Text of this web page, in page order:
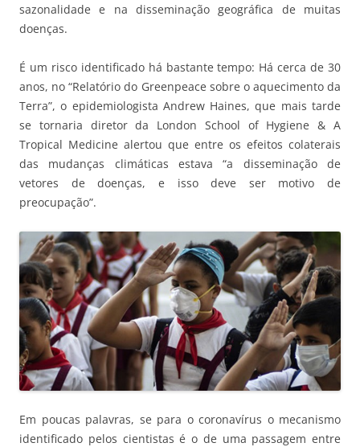
sazonalidade e na disseminação geográfica de muitas
doenças.
É um risco identificado há bastante tempo: Há cerca de 30
anos, no “Relatório do Greenpeace sobre o aquecimento da
Terra”, o epidemiologista Andrew Haines, que mais tarde
se tornaria diretor da London School of Hygiene & A
Tropical Medicine alertou que entre os efeitos colaterais
das mudanças climáticas estava “a disseminação de
vetores de doenças, e isso deve ser motivo de
preocupação”.
Em poucas palavras, se para o coronavírus o mecanismo
identificado pelos cientistas é o de uma passagem entre